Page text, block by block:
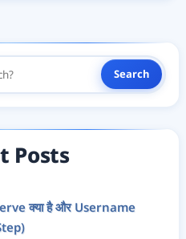
Search
Posts
क्या है और Username